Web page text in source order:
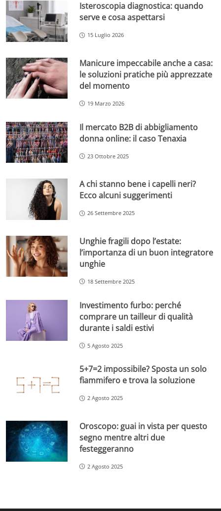
Isteroscopia diagnostica: quando
serve e cosa aspettarsi
15 Luglio 2026
Manicure impeccabile anche a casa:
le soluzioni pratiche più apprezzate
del momento
19 Marzo 2026
Il mercato B2B di abbigliamento
donna online: il caso Tenaxia
23 Ottobre 2025
A chi stanno bene i capelli neri?
Ecco alcuni suggerimenti
26 Settembre 2025
Unghie fragili dopo l’estate:
l’importanza di un buon integratore
unghie
18 Settembre 2025
Investimento furbo: perché
comprare un tailleur di qualità
durante i saldi estivi
5 Agosto 2025
5+7=2 impossibile? Sposta un solo
fiammifero e trova la soluzione
2 Agosto 2025
Oroscopo: guai in vista per questo
segno mentre altri due
festeggeranno
2 Agosto 2025